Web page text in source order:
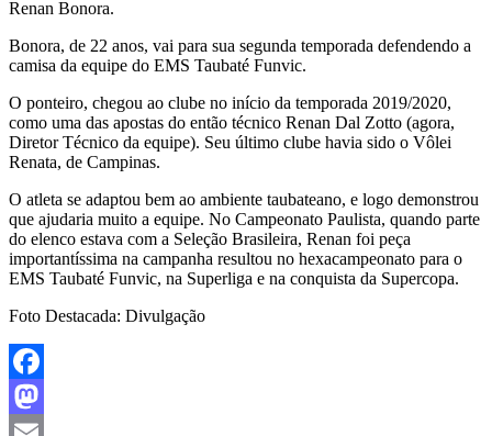
Renan Bonora.
Bonora, de 22 anos, vai para sua segunda temporada defendendo a
camisa da equipe do EMS Taubaté Funvic.
O ponteiro, chegou ao clube no início da temporada 2019/2020,
como uma das apostas do então técnico Renan Dal Zotto (agora,
Diretor Técnico da equipe). Seu último clube havia sido o Vôlei
Renata, de Campinas.
O atleta se adaptou bem ao ambiente taubateano, e logo demonstrou
que ajudaria muito a equipe. No Campeonato Paulista, quando parte
do elenco estava com a Seleção Brasileira, Renan foi peça
importantíssima na campanha resultou no hexacampeonato para o
EMS Taubaté Funvic, na Superliga e na conquista da Supercopa.
Foto Destacada: Divulgação
Facebook
Mastodon